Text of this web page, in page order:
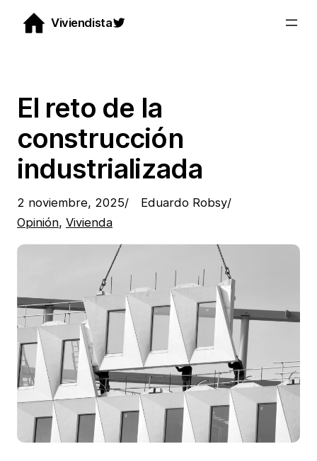
ViviendistaTwitter
El reto de la
construcción
industrializada
2 noviembre, 2025/ Eduardo Robsy/
Opinión, Vivienda